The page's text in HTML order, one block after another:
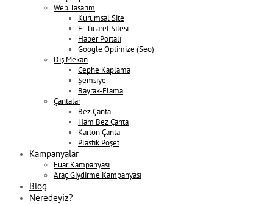
Web Tasarım
Kurumsal Site
E- Ticaret Sitesi
Haber Portalı
Google Optimize (Seo)
Dış Mekan
Cephe Kaplama
Şemsiye
Bayrak-Flama
Çantalar
Bez Çanta
Ham Bez Çanta
Karton Çanta
Plastik Poşet
Kampanyalar
Fuar Kampanyası
Araç Giydirme Kampanyası
Blog
Neredeyiz?